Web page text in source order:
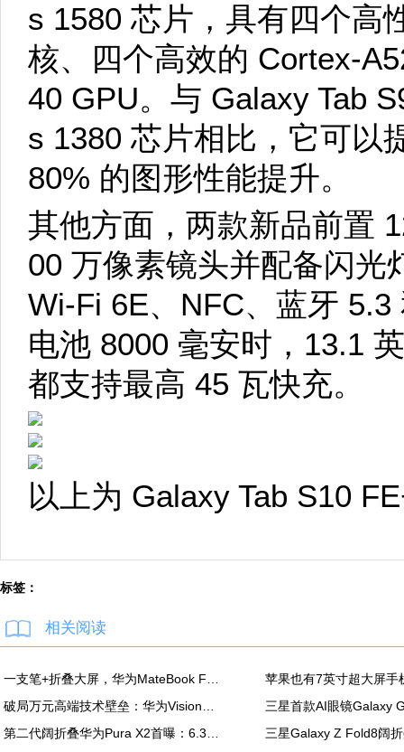
s 1580 芯片，具有四个高
核、四个高效的 Cortex-
40 GPU。与 Galaxy Tab
s 1380 芯片相比，它可以
80% 的图形性能提升。
其他方面，两款新品前置
00 万像素镜头并配备闪光
Wi-Fi 6E、NFC、蓝牙
电池 8000 毫安时，13.1
都支持最高 45 瓦快充。
以上为 Galaxy Tab S10
标签：
相关阅读